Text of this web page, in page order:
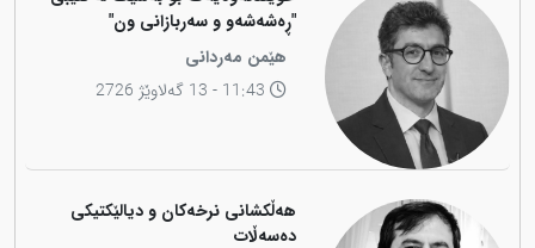
"ڕەشەشەو و سەربازانی ون"
هێمن مەردانی
هەڵکشانی نرخەکان و دیالێکتیکی
دەسەڵات